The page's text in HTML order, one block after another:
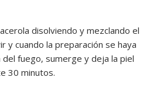
disolviendo y mezclando el
y cuando la preparación se haya
fuego, sumerge y deja la piel
30 minutos.